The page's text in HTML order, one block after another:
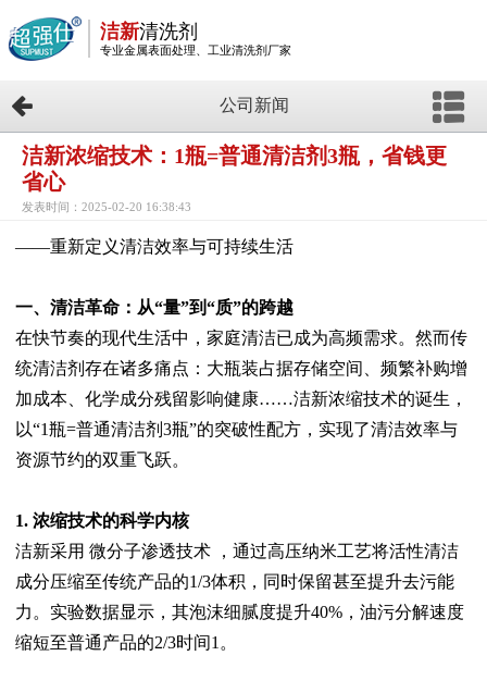
洁新清洗剂
专业金属表面处理、工业清洗剂厂家
公司新闻
洁新浓缩技术：1瓶=普通清洁剂3瓶，省钱更
省心
发表时间：2025-02-20 16:38:43
——重新定义清洁效率与可持续生活
一、清洁革命：从“量”到“质”的跨越
在快节奏的现代生活中，家庭清洁已成为高频需求。然而传
统清洁剂存在诸多痛点：大瓶装占据存储空间、频繁补购增
加成本、化学成分残留影响健康……洁新浓缩技术的诞生，
以“1瓶=普通清洁剂3瓶”的突破性配方，实现了清洁效率与
资源节约的双重飞跃。
1. 浓缩技术的科学内核
洁新采用 微分子渗透技术 ，通过高压纳米工艺将活性清洁
成分压缩至传统产品的1/3体积，同时保留甚至提升去污能
力。实验数据显示，其泡沫细腻度提升40%，油污分解速度
缩短至普通产品的2/3时间1。